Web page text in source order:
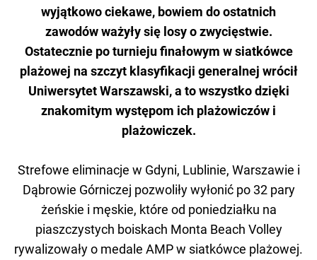
wyjątkowo ciekawe, bowiem do ostatnich
zawodów ważyły się losy o zwycięstwie.
Ostatecznie po turnieju finałowym w siatkówce
plażowej na szczyt klasyfikacji generalnej wrócił
Uniwersytet Warszawski, a to wszystko dzięki
znakomitym występom ich plażowiczów i
plażowiczek.
Strefowe eliminacje w Gdyni, Lublinie, Warszawie i
Dąbrowie Górniczej pozwoliły wyłonić po 32 pary
żeńskie i męskie, które od poniedziałku na
piaszczystych boiskach Monta Beach Volley
rywalizowały o medale AMP w siatkówce plażowej.